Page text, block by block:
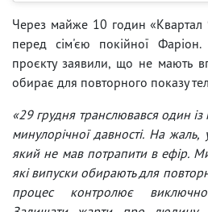
Через майже 10 годин «Квартал
перед сім'єю покійної Фаріон.
проєкту заявили, що не мають
обирає для повторного показу
«29 грудня транслювався один
минулорічної давності. На
який не мав потрапити в ефір.
які випуски обирають для
процес контролює